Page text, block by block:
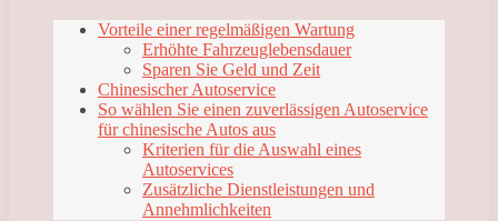
Vorteile einer regelmäßigen Wartung
Erhöhte Fahrzeuglebensdauer
Sparen Sie Geld und Zeit
Chinesischer Autoservice
So wählen Sie einen zuverlässigen Autoservice
für chinesische Autos aus
Kriterien für die Auswahl eines
Autoservices
Zusätzliche Dienstleistungen und
Annehmlichkeiten